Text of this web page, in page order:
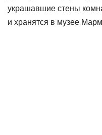
украшавшие стены
и хранятся в музее